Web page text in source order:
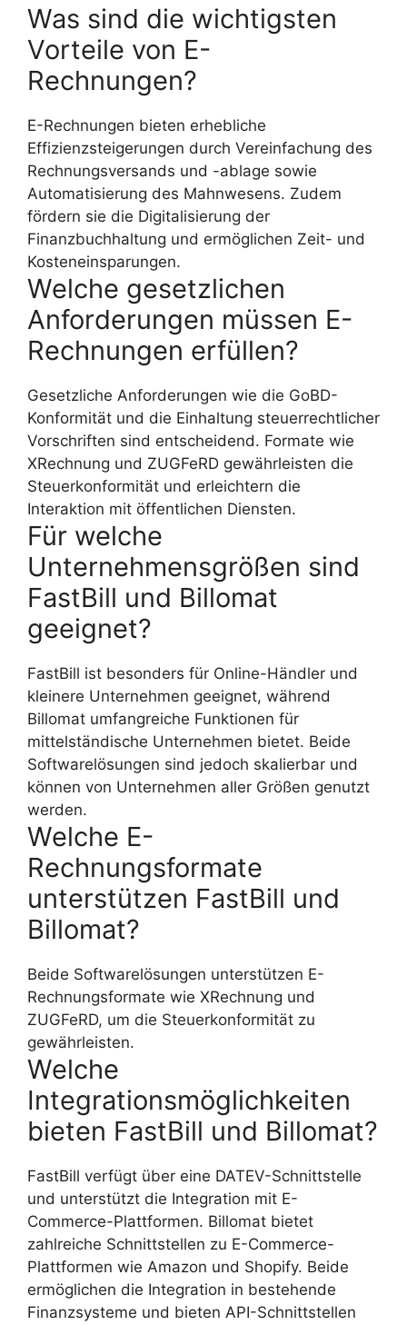
Was sind die wichtigsten
Vorteile von E-
Rechnungen?
E-Rechnungen bieten erhebliche
Effizienzsteigerungen durch Vereinfachung des
Rechnungsversands und -ablage sowie
Automatisierung des Mahnwesens. Zudem
fördern sie die Digitalisierung der
Finanzbuchhaltung und ermöglichen Zeit- und
Kosteneinsparungen.
Welche gesetzlichen
Anforderungen müssen E-
Rechnungen erfüllen?
Gesetzliche Anforderungen wie die GoBD-
Konformität und die Einhaltung steuerrechtlicher
Vorschriften sind entscheidend. Formate wie
XRechnung und ZUGFeRD gewährleisten die
Steuerkonformität und erleichtern die
Interaktion mit öffentlichen Diensten.
Für welche
Unternehmensgrößen sind
FastBill und Billomat
geeignet?
FastBill ist besonders für Online-Händler und
kleinere Unternehmen geeignet, während
Billomat umfangreiche Funktionen für
mittelständische Unternehmen bietet. Beide
Softwarelösungen sind jedoch skalierbar und
können von Unternehmen aller Größen genutzt
werden.
Welche E-
Rechnungsformate
unterstützen FastBill und
Billomat?
Beide Softwarelösungen unterstützen E-
Rechnungsformate wie XRechnung und
ZUGFeRD, um die Steuerkonformität zu
gewährleisten.
Welche
Integrationsmöglichkeiten
bieten FastBill und Billomat?
FastBill verfügt über eine DATEV-Schnittstelle
und unterstützt die Integration mit E-
Commerce-Plattformen. Billomat bietet
zahlreiche Schnittstellen zu E-Commerce-
Plattformen wie Amazon und Shopify. Beide
ermöglichen die Integration in bestehende
Finanzsysteme und bieten API-Schnittstellen